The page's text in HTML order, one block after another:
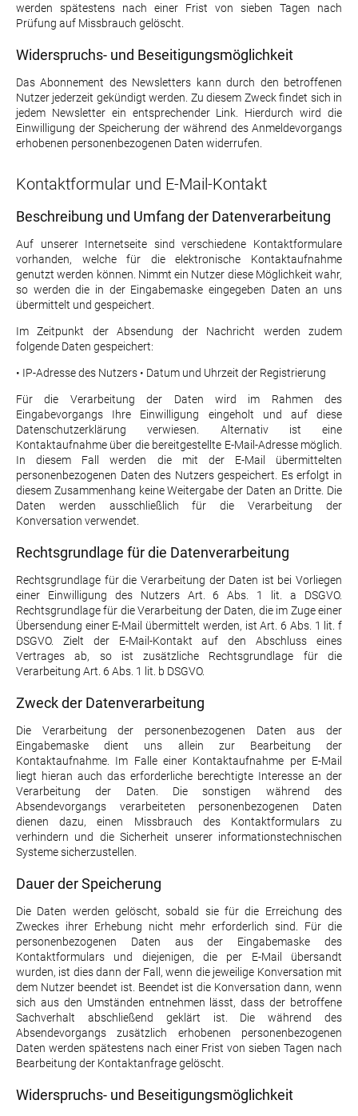
werden spätestens nach einer Frist von sieben Tagen nach
Prüfung auf Missbrauch gelöscht.
Widerspruchs- und Beseitigungsmöglichkeit
Das Abonnement des Newsletters kann durch den betroffenen
Nutzer jederzeit gekündigt werden. Zu diesem Zweck findet sich in
jedem Newsletter ein entsprechender Link. Hierdurch wird die
Einwilligung der Speicherung der während des Anmeldevorgangs
erhobenen personenbezogenen Daten widerrufen.
Kontaktformular und E-Mail-Kontakt
Beschreibung und Umfang der Datenverarbeitung
Auf unserer Internetseite sind verschiedene Kontaktformulare
vorhanden, welche für die elektronische Kontaktaufnahme
genutzt werden können. Nimmt ein Nutzer diese Möglichkeit wahr,
so werden die in der Eingabemaske eingegeben Daten an uns
übermittelt und gespeichert.
Im Zeitpunkt der Absendung der Nachricht werden zudem
folgende Daten gespeichert:
• IP-Adresse des Nutzers • Datum und Uhrzeit der Registrierung
Für die Verarbeitung der Daten wird im Rahmen des
Eingabevorgangs Ihre Einwilligung eingeholt und auf diese
Datenschutzerklärung verwiesen. Alternativ ist eine
Kontaktaufnahme über die bereitgestellte E-Mail-Adresse möglich.
In diesem Fall werden die mit der E-Mail übermittelten
personenbezogenen Daten des Nutzers gespeichert. Es erfolgt in
diesem Zusammenhang keine Weitergabe der Daten an Dritte. Die
Daten werden ausschließlich für die Verarbeitung der
Konversation verwendet.
Rechtsgrundlage für die Datenverarbeitung
Rechtsgrundlage für die Verarbeitung der Daten ist bei Vorliegen
einer Einwilligung des Nutzers Art. 6 Abs. 1 lit. a DSGVO.
Rechtsgrundlage für die Verarbeitung der Daten, die im Zuge einer
Übersendung einer E-Mail übermittelt werden, ist Art. 6 Abs. 1 lit. f
DSGVO. Zielt der E-Mail-Kontakt auf den Abschluss eines
Vertrages ab, so ist zusätzliche Rechtsgrundlage für die
Verarbeitung Art. 6 Abs. 1 lit. b DSGVO.
Zweck der Datenverarbeitung
Die Verarbeitung der personenbezogenen Daten aus der
Eingabemaske dient uns allein zur Bearbeitung der
Kontaktaufnahme. Im Falle einer Kontaktaufnahme per E-Mail
liegt hieran auch das erforderliche berechtigte Interesse an der
Verarbeitung der Daten. Die sonstigen während des
Absendevorgangs verarbeiteten personenbezogenen Daten
dienen dazu, einen Missbrauch des Kontaktformulars zu
verhindern und die Sicherheit unserer informationstechnischen
Systeme sicherzustellen.
Dauer der Speicherung
Die Daten werden gelöscht, sobald sie für die Erreichung des
Zweckes ihrer Erhebung nicht mehr erforderlich sind. Für die
personenbezogenen Daten aus der Eingabemaske des
Kontaktformulars und diejenigen, die per E-Mail übersandt
wurden, ist dies dann der Fall, wenn die jeweilige Konversation mit
dem Nutzer beendet ist. Beendet ist die Konversation dann, wenn
sich aus den Umständen entnehmen lässt, dass der betroffene
Sachverhalt abschließend geklärt ist. Die während des
Absendevorgangs zusätzlich erhobenen personenbezogenen
Daten werden spätestens nach einer Frist von sieben Tagen nach
Bearbeitung der Kontaktanfrage gelöscht.
Widerspruchs- und Beseitigungsmöglichkeit